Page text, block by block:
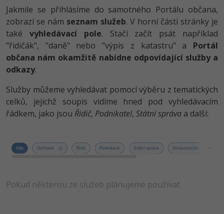
Copywriter
WordPress specialista
SEO specialista
Algoritmy -41%
Umělá inteligence (AI) -10%
Pro děti
Fórum
Time management
Windows
Linux
Kybernetická bezpečnost
Fórum
Kurzy designu
Jakmile se přihlásíme do samotného Portálu občana,
zobrazí se nám seznam služeb. V horní části stránky je
také vyhledávací pole. Stačí začít psát například
"řidičák", "daně" nebo "výpis z katastru" a Portál
občana nám okamžitě nabídne odpovídající služby a
odkazy.
Služby můžeme vyhledávat pomocí výběru z tematických
celků, jejichž soupis vidíme hned pod vyhledávacím
řádkem, jako jsou Řidič, Podnikatel, Státní správa a další:
Pokud některou ze služeb plánujeme používat